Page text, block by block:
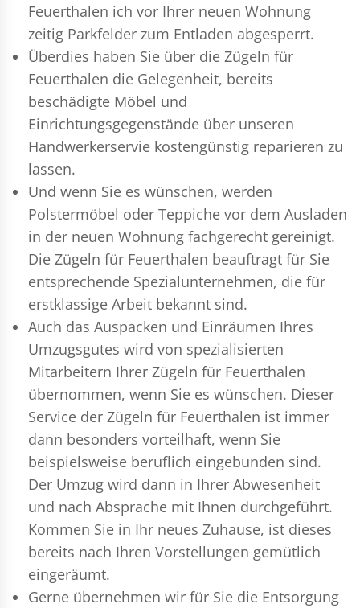
Feuerthalen ich vor Ihrer neuen Wohnung
zeitig Parkfelder zum Entladen abgesperrt.
Überdies haben Sie über die Zügeln für
Feuerthalen die Gelegenheit, bereits
beschädigte Möbel und
Einrichtungsgegenstände über unseren
Handwerkerservie kostengünstig reparieren zu
lassen.
Und wenn Sie es wünschen, werden
Polstermöbel oder Teppiche vor dem Ausladen
in der neuen Wohnung fachgerecht gereinigt.
Die Zügeln für Feuerthalen beauftragt für Sie
entsprechende Spezialunternehmen, die für
erstklassige Arbeit bekannt sind.
Auch das Auspacken und Einräumen Ihres
Umzugsgutes wird von spezialisierten
Mitarbeitern Ihrer Zügeln für Feuerthalen
übernommen, wenn Sie es wünschen. Dieser
Service der Zügeln für Feuerthalen ist immer
dann besonders vorteilhaft, wenn Sie
beispielsweise beruflich eingebunden sind.
Der Umzug wird dann in Ihrer Abwesenheit
und nach Absprache mit Ihnen durchgeführt.
Kommen Sie in Ihr neues Zuhause, ist dieses
bereits nach Ihren Vorstellungen gemütlich
eingeräumt.
Gerne übernehmen wir für Sie die Entsorgung